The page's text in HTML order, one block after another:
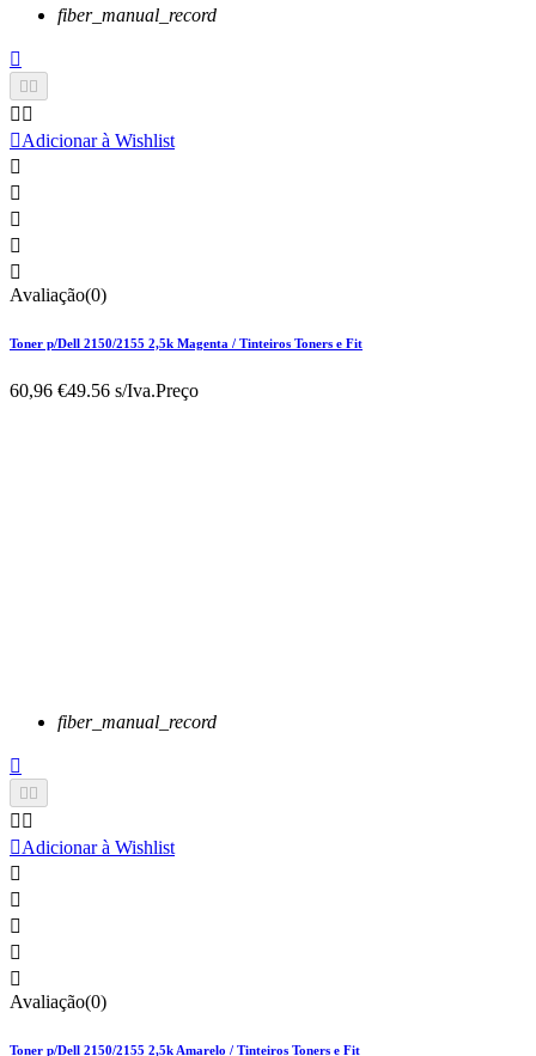
fiber_manual_record

 
 
Adicionar à Wishlist





Avaliação(0)
Toner p/Dell 2150/2155 2,5k Magenta / Tinteiros Toners e Fit
60,96 €49.56 s/Iva.Preço
fiber_manual_record

 
 
Adicionar à Wishlist





Avaliação(0)
Toner p/Dell 2150/2155 2,5k Amarelo / Tinteiros Toners e Fit